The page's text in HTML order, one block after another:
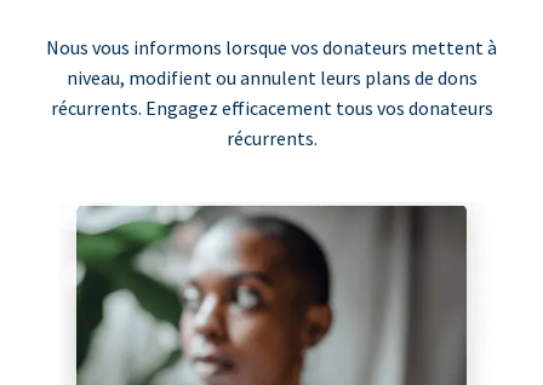
Nous vous informons lorsque vos donateurs mettent à
niveau, modifient ou annulent leurs plans de dons
récurrents. Engagez efficacement tous vos donateurs
récurrents.